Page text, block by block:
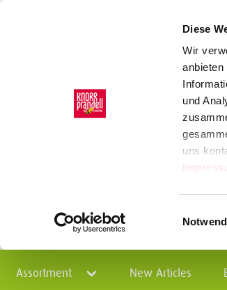
Diese
Wir
und
uns
Assortment New Articles